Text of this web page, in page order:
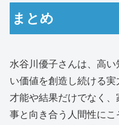
まとめ
水谷川優子さんは、高
い価値を創造し続ける
才能や結果だけでなく
事と向き合う人間性に